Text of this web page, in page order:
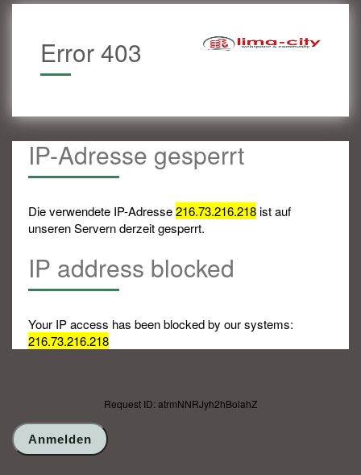
Error 403
IP-Adresse gesperrt
Die verwendete IP-Adresse216.73.216.218ist auf
unseren Servern derzeit gesperrt.
IP address blocked
Your IP access has been blocked by our systems:
216.73.216.218
Request ID: atrmNNRJyh2hBolahZ